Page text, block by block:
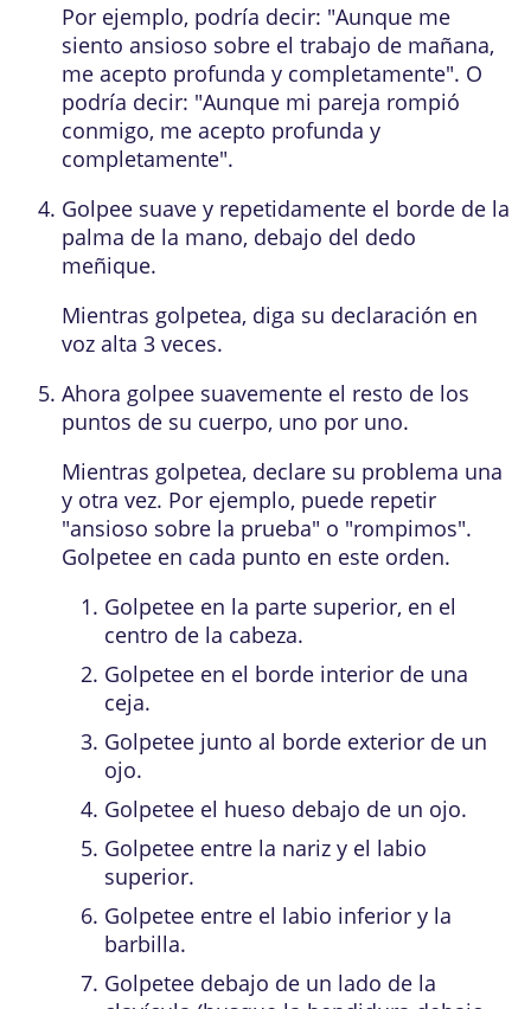
Por ejemplo, podría decir: "Aunque me
siento ansioso sobre el trabajo de mañana,
me acepto profunda y completamente". O
podría decir: "Aunque mi pareja rompió
conmigo, me acepto profunda y
completamente".
Golpee suave y repetidamente el borde de la
palma de la mano, debajo del dedo
meñique.
Mientras golpetea, diga su declaración en
voz alta 3 veces.
Ahora golpee suavemente el resto de los
puntos de su cuerpo, uno por uno.
Mientras golpetea, declare su problema una
y otra vez. Por ejemplo, puede repetir
"ansioso sobre la prueba" o "rompimos".
Golpetee en cada punto en este orden.
Golpetee en la parte superior, en el
centro de la cabeza.
Golpetee en el borde interior de una
ceja.
Golpetee junto al borde exterior de un
ojo.
Golpetee el hueso debajo de un ojo.
Golpetee entre la nariz y el labio
superior.
Golpetee entre el labio inferior y la
barbilla.
Golpetee debajo de un lado de la